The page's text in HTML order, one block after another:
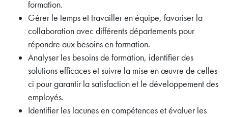
formation.
Gérer le temps et travailler en équipe, favoriser la
collaboration avec différents départements pour
répondre aux besoins en formation.
Analyser les besoins de formation, identifier des
solutions efficaces et suivre la mise en œuvre de celles-
ci pour garantir la satisfaction et le développement des
employés.
Identifier les lacunes en compétences et évaluer les